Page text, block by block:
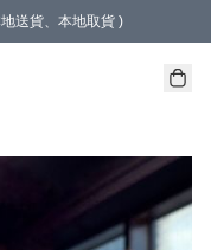
送貨、本地取貨 )